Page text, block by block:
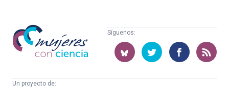
Mujeres
con
ciencia
Síguenos:
Un proyecto de: